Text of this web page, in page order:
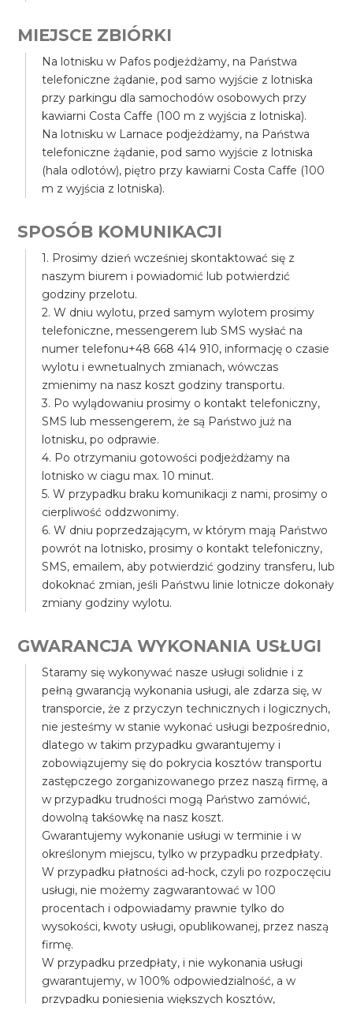
MIEJSCE ZBIÓRKI
Na lotnisku w Pafos podjeżdżamy, na Państwa
telefoniczne żądanie, pod samo wyjście z lotniska
przy parkingu dla samochodów osobowych przy
kawiarni Costa Caffe (100 m z wyjścia z lotniska).
Na lotnisku w Larnace podjeżdżamy, na Państwa
telefoniczne żądanie, pod samo wyjście z lotniska
(hala odlotów), piętro przy kawiarni Costa Caffe (100
m z wyjścia z lotniska).
SPOSÓB KOMUNIKACJI
1. Prosimy dzień wcześniej skontaktować się z
naszym biurem i powiadomić lub potwierdzić
godziny przelotu.
2. W dniu wylotu, przed samym wylotem prosimy
telefoniczne, messengerem lub SMS wysłać na
numer telefonu+48 668 414 910, informację o czasie
wylotu i ewnetualnych zmianach, wówczas
zmienimy na nasz koszt godziny transportu.
3. Po wylądowaniu prosimy o kontakt telefoniczny,
SMS lub messengerem, że są Państwo już na
lotnisku, po odprawie.
4. Po otrzymaniu gotowości podjeżdżamy na
lotnisko w ciagu max. 10 minut.
5. W przypadku braku komunikacji z nami, prosimy o
cierpliwość oddzwonimy.
6. W dniu poprzedzającym, w którym mają Państwo
powrót na lotnisko, prosimy o kontakt telefoniczny,
SMS, emailem, aby potwierdzić godziny transferu, lub
dokoknać zmian, jeśli Państwu linie lotnicze dokonały
zmiany godziny wylotu.
GWARANCJA WYKONANIA USŁUGI
Staramy się wykonywać nasze usługi solidnie i z
pełną gwarancją wykonania usługi, ale zdarza się, w
transporcie, że z przyczyn technicznych i logicznych,
nie jesteśmy w stanie wykonać usługi bezpośrednio,
dlatego w takim przypadku gwarantujemy i
zobowiązujemy się do pokrycia kosztów transportu
zastępczego zorganizowanego przez naszą firmę, a
w przypadku trudności mogą Państwo zamówić,
dowolną takśowkę na nasz koszt.
Gwarantujemy wykonanie usługi w terminie i w
określonym miejscu, tylko w przypadku przedpłaty.
W przypadku płatności ad-hock, czyli po rozpoczęciu
usługi, nie możemy zagwarantować w 100
procentach i odpowiadamy prawnie tylko do
wysokości, kwoty usługi, opublikowanej, przez naszą
firmę.
W przypadku przedpłaty, i nie wykonania usługi
gwarantujemy, w 100% odpowiedzialność, a w
przypadku poniesienia większych kosztów,